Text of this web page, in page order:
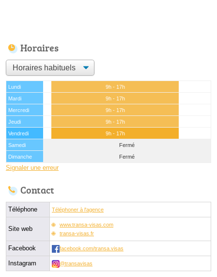
Horaires
Lundi
9h - 17h
Mardi
9h - 17h
Mercredi
9h - 17h
Jeudi
9h - 17h
Vendredi
9h - 17h
Samedi
Fermé
Dimanche
Fermé
Signaler une erreur
Contact
Téléphone Téléphoner à l'agence
Site web
www.transa-visas.com
transa-visas.fr
Facebook facebook.com/transa.visas
Instagram @transavisas